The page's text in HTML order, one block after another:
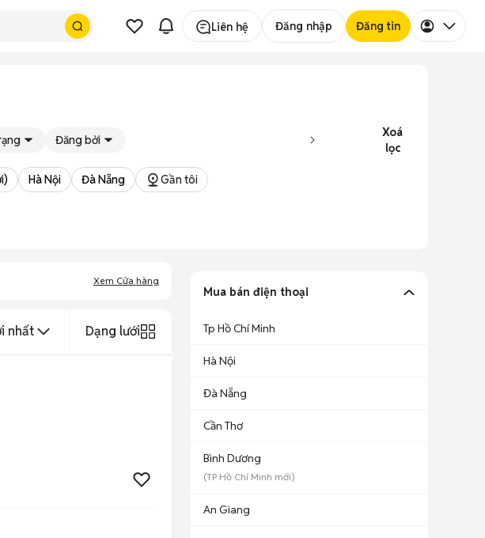
Liên hệ Đăng nhập Đăng tin
Đăng bởi
Xoá
lọc
Hà Nội Đà Nẵng Gần tôi
Xem Cửa hàng
nhất Dạng lưới
Mua bán điện thoại
Tp Hồ Chí Minh
Hà Nội
Đà Nẵng
Cần Thơ
Bình Dương
(TP Hồ Chí Minh mới)
An Giang